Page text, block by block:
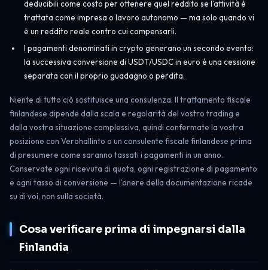
deducibili come costo per ottenere quel reddito se l’attività è
trattata come impresa o lavoro autonomo — ma solo quando vi
è un reddito reale contro cui compensarli.
I pagamenti denominati in crypto generano un secondo evento:
la successiva conversione di USDT/USDC in euro è una cessione
separata con il proprio guadagno o perdita.
Niente di tutto ciò sostituisce una consulenza. Il trattamento fiscale
finlandese dipende dalla scala e regolarità del vostro trading e
dalla vostra situazione complessiva, quindi confermate la vostra
posizione con Verohallinto o un consulente fiscale finlandese prima
di presumere come saranno tassati i pagamenti in un anno.
Conservate ogni ricevuta di quota, ogni registrazione di pagamento
e ogni tasso di conversione — l’onere della documentazione ricade
su di voi, non sulla società.
Cosa verificare prima di impegnarsi dalla
Finlandia